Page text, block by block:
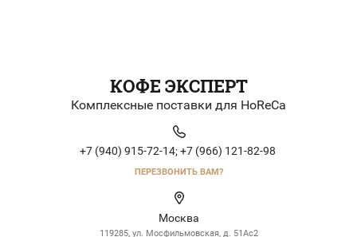
КОФЕ ЭКСПЕРТ
Комплексные поставки для HoReCa
+7 (940) 915-72-14; +7 (966) 121-82-98
ПЕРЕЗВОНИТЬ ВАМ?
Москва
119285, ул. Мосфильмовская, д. 51Ac2